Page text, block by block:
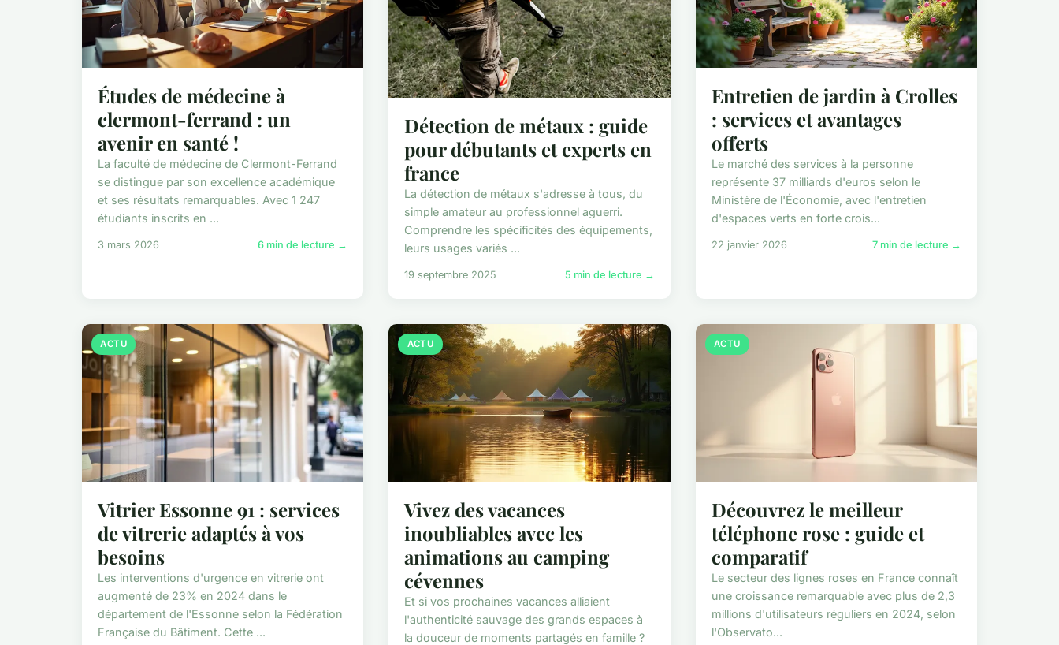
Études de médecine à
clermont-ferrand : un
avenir en santé !
La faculté de médecine de Clermont-Ferrand
se distingue par son excellence académique
et ses résultats remarquables. Avec 1 247
étudiants inscrits en ...
3 mars 2026 6 min de lecture →
Détection de métaux : guide
pour débutants et experts en
france
La détection de métaux s'adresse à tous, du
simple amateur au professionnel aguerri.
Comprendre les spécificités des équipements,
leurs usages variés ...
19 septembre 2025 5 min de lecture →
Entretien de jardin à Crolles
: services et avantages
offerts
Le marché des services à la personne
représente 37 milliards d'euros selon le
Ministère de l'Économie, avec l'entretien
d'espaces verts en forte crois...
22 janvier 2026 7 min de lecture →
ACTU
Vitrier Essonne 91 : services
de vitrerie adaptés à vos
besoins
Les interventions d'urgence en vitrerie ont
augmenté de 23% en 2024 dans le
département de l'Essonne selon la Fédération
Française du Bâtiment. Cette ...
ACTU
Vivez des vacances
inoubliables avec les
animations au camping
cévennes
Et si vos prochaines vacances alliaient
l'authenticité sauvage des grands espaces à
la douceur de moments partagés en famille ?
ACTU
Découvrez le meilleur
téléphone rose : guide et
comparatif
Le secteur des lignes roses en France connaît
une croissance remarquable avec plus de 2,3
millions d'utilisateurs réguliers en 2024, selon
l'Observato...